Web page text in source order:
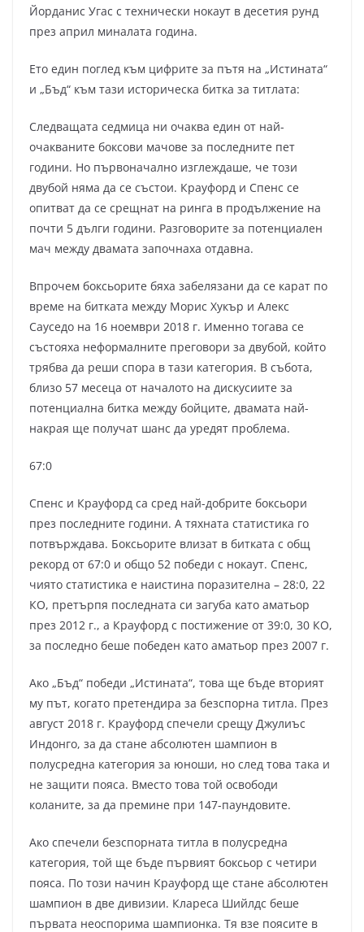
Йорданис Угас с технически нокаут в десетия рунд
през април миналата година.
Ето един поглед към цифрите за пътя на „Истината“
и „Бъд“ към тази историческа битка за титлата:
Следващата седмица ни очаква един от най-
очакваните боксови мачове за последните пет
години. Но първоначално изглеждаше, че този
двубой няма да се състои. Крауфорд и Спенс се
опитват да се срещнат на ринга в продължение на
почти 5 дълги години. Разговорите за потенциален
мач между двамата започнаха отдавна.
Впрочем боксьорите бяха забелязани да се карат по
време на битката между Морис Хукър и Алекс
Сауседо на 16 ноември 2018 г. Именно тогава се
състояха неформалните преговори за двубой, който
трябва да реши спора в тази категория. В събота,
близо 57 месеца от началото на дискусиите за
потенциална битка между бойците, двамата най-
накрая ще получат шанс да уредят проблема.
67:0
Спенс и Крауфорд са сред най-добрите боксьори
през последните години. А тяхната статистика го
потвърждава. Боксьорите влизат в битката с общ
рекорд от 67:0 и общо 52 победи с нокаут. Спенс,
чиято статистика е наистина поразителна – 28:0, 22
КО, претърпя последната си загуба като аматьор
през 2012 г., а Крауфорд с постижение от 39:0, 30 КО,
за последно беше победен като аматьор през 2007 г.
Ако „Бъд“ победи „Истината“, това ще бъде вторият
му път, когато претендира за безспорна титла. През
август 2018 г. Крауфорд спечели срещу Джулиъс
Индонго, за да стане абсолютен шампион в
полусредна категория за юноши, но след това така и
не защити пояса. Вместо това той освободи
коланите, за да премине при 147-паундовите.
Ако спечели безспорната титла в полусредна
категория, той ще бъде първият боксьор с четири
пояса. По този начин Крауфорд ще стане абсолютен
шампион в две дивизии. Клареса Шийлдс беше
първата неоспорима шампионка. Тя взе поясите в